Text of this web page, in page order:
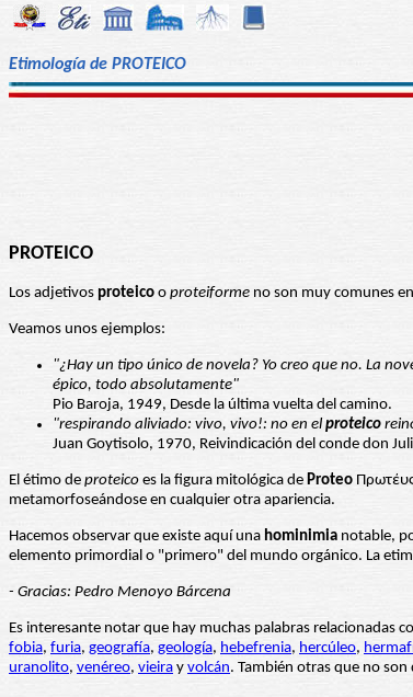
Etimología de PROTEICO
PROTEICO
Los adjetivos proteico o proteiforme no son muy comunes
Veamos unos ejemplos:
"¿Hay un tipo único de novela? Yo creo que no. La
épico, todo absolutamente"
Pio Baroja, 1949, Desde la última vuelta del camino.
"respirando aliviado: vivo, vivo!: no en el proteico
Juan Goytisolo, 1970, Reivindicación del conde don
El étimo de proteico es la figura mitológica de Proteo
metamorfoseándose en cualquier otra apariencia.
Hacemos observar que existe aquí una hominimia notable,
elemento primordial o "primero" del mundo orgánico. La
- Gracias: Pedro Menoyo Bárcena
Es interesante notar que hay muchas palabras relacionadas
fobia, furia, geografía, geología, hebefrenia, hercúleo,
uranolito, venéreo, vieira y volcán. También otras que no